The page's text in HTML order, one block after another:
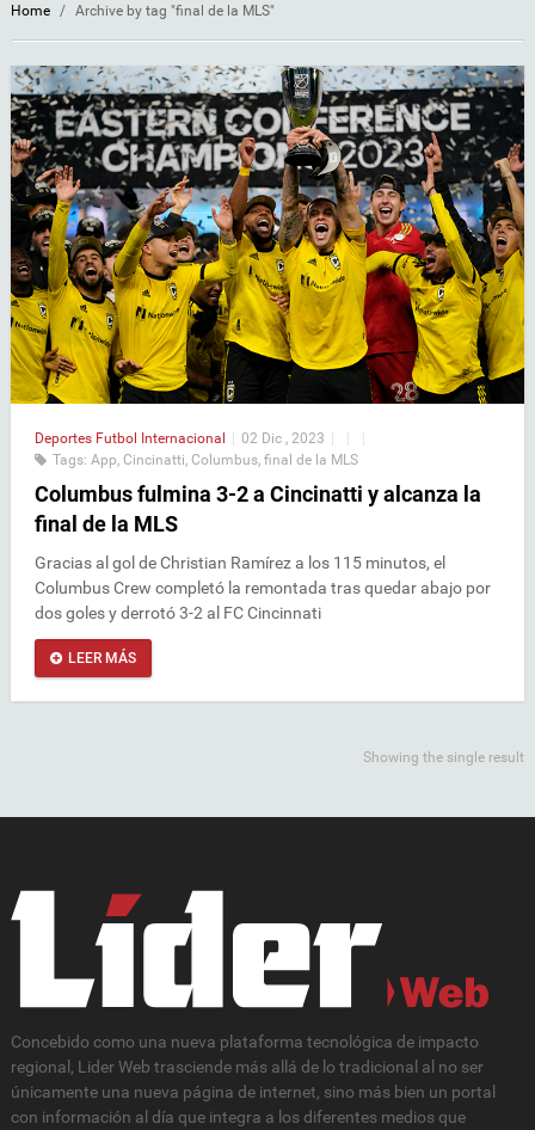
Home / Archive by tag "final de la MLS"
Deportes Futbol Internacional | 02 Dic , 2023 | |
|
Tags: App Cincinatti Columbus final de la MLS
Columbus fulmina 3-2 a Cincinatti y alcanza la
final de la MLS
Gracias al gol de Christian Ramírez a los 115 minutos, el
Columbus Crew completó la remontada tras quedar abajo por
dos goles y derrotó 3-2 al FC Cincinnati
LEER MÁS
Showing the single result
Concebido como una nueva plataforma tecnológica de impacto
regional, Lider Web trasciende más allá de lo tradicional al no ser
únicamente una nueva página de internet, sino más bien un portal
con información al día que integra a los diferentes medios que